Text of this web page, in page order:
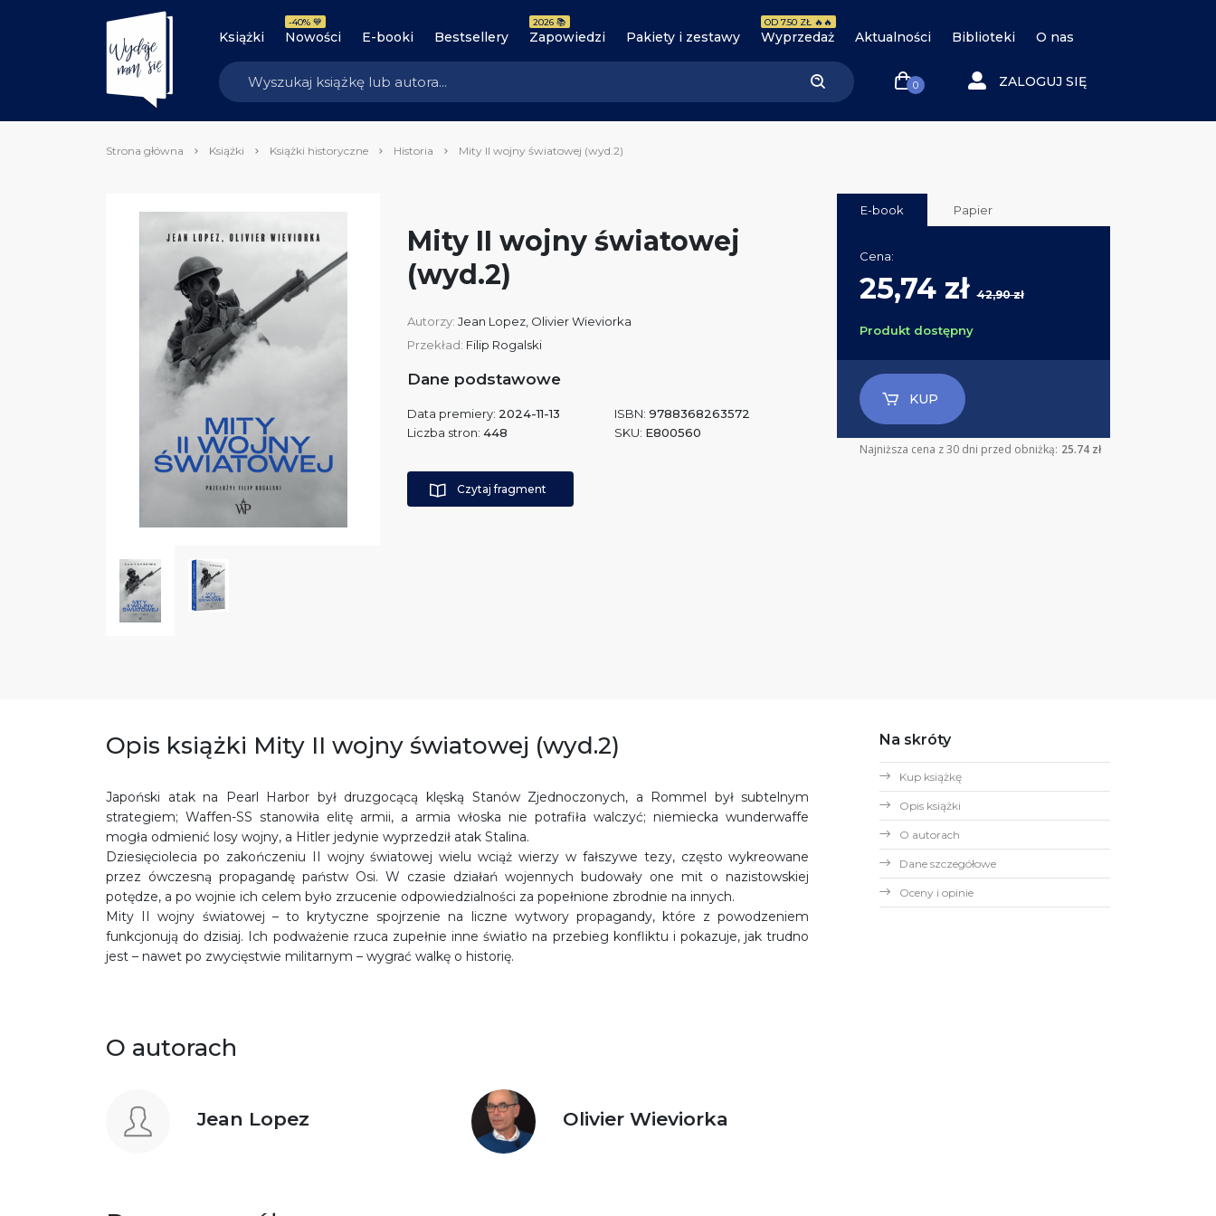
Książki Nowości
-40% 💙
E-booki Bestsellery Zapowiedzi
2026 📚
Pakiety i zestawy Wyprzedaż
OD 7.50 ZŁ 🔥🔥
Aktualności Biblioteki O nas
0 ZALOGUJ SIĘ
Strona główna Książki Książki historyczne Historia Mity II wojny światowej (wyd.2)
Mity II wojny światowej
(wyd.2)
Autorzy: Jean Lopez, Olivier Wieviorka
Przekład: Filip Rogalski
Dane podstawowe
Data premiery: 2024-11-13
Liczba stron: 448
ISBN: 9788368263572
SKU: E800560
Czytaj fragment
E-book Papier
Cena:
25,74 zł42,90 zł
Produkt dostępny
KUP
Najniższa cena z 30 dni przed obniżką: 25.74 zł
Opis książki Mity II wojny światowej (wyd.2)
Japoński atak na Pearl Harbor był druzgocącą klęską Stanów Zjednoczonych, a Rommel był subtelnym
strategiem; Waffen-SS stanowiła elitę armii, a armia włoska nie potrafiła walczyć; niemiecka wunderwaffe
mogła odmienić losy wojny, a Hitler jedynie wyprzedził atak Stalina.
Dziesięciolecia po zakończeniu II wojny światowej wielu wciąż wierzy w fałszywe tezy, często wykreowane
przez ówczesną propagandę państw Osi. W czasie działań wojennych budowały one mit o nazistowskiej
potędze, a po wojnie ich celem było zrzucenie odpowiedzialności za popełnione zbrodnie na innych.
Mity II wojny światowej – to krytyczne spojrzenie na liczne wytwory propagandy, które z powodzeniem
funkcjonują do dzisiaj. Ich podważenie rzuca zupełnie inne światło na przebieg konfliktu i pokazuje, jak trudno
jest – nawet po zwycięstwie militarnym – wygrać walkę o historię.
O autorach
Jean Lopez Olivier Wieviorka
Na skróty
Kup książkę
Opis książki
O autorach
Dane szczegółowe
Oceny i opinie